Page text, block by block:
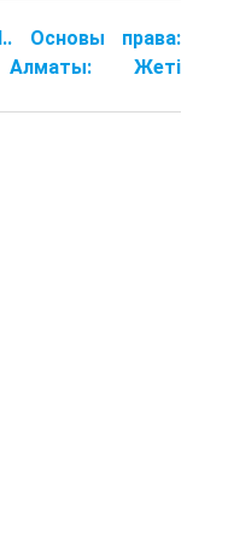
Основы права:
Жеті